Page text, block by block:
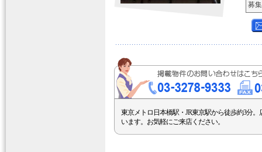
募
東京メトロ日本橋駅・JR東京駅から徒歩約3分。
います。お気軽にご来店ください。